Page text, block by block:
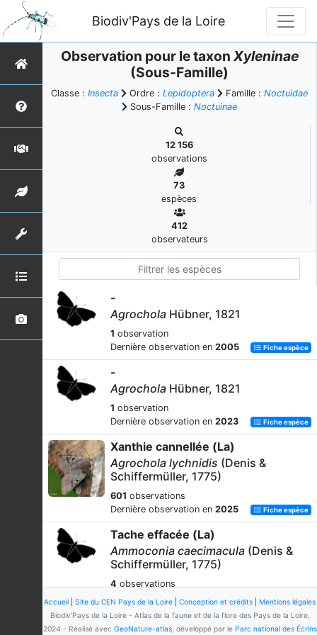
Biodiv'Pays de la Loire
Observation pour le taxon Xyleninae
(Sous-Famille)
Classe : Insecta Ordre : Lepidoptera Famille : Noctuidae
Sous-Famille : Noctuinae
12 156
observations
73
espèces
412
observateurs
-
Agrochola Hübner, 1821
1 observation
Dernière observation en 2005 Fiche espèce
-
Agrochola Hübner, 1821
1 observation
Dernière observation en 2023 Fiche espèce
Xanthie cannellée (La)
Agrochola lychnidis (Denis &
Schiffermüller, 1775)
601 observations
Dernière observation en 2025 Fiche espèce
Tache effacée (La)
Ammoconia caecimacula (Denis &
Schiffermüller, 1775)
4 observations
Dernière observation en
2024 Fiche espèce
Xanthie hématine (La)
Accueil Site du CEN Pays de la Loire Conception et crédits
Mentions légales
Biodiv'Pays de la Loire - Atlas de la faune et de la flore des Pays de la Loire,
2024 - Réalisé avec GeoNature-atlas, développé par le Parc national des Écrins